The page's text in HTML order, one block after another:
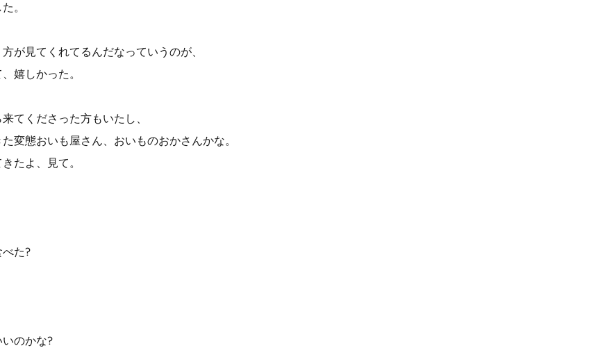
。
が見てくれてるんだなっていうのが、
嬉しかった。
てくださった方もいたし、
変態おいも屋さん、おいものおかさんかな。
たよ、見て。
た?
のかな?